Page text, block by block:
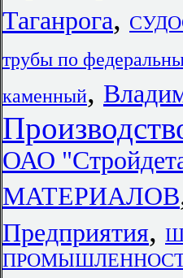
Таганрога,
трубы по
каменный,
ОАО
МАТЕРИАЛОВ
Предприятия,